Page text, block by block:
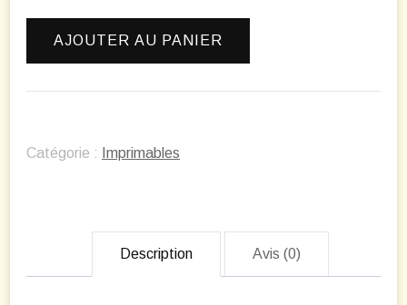
quantité
AJOUTER AU PANIER
Catégorie : Imprimables
Description Avis (0)